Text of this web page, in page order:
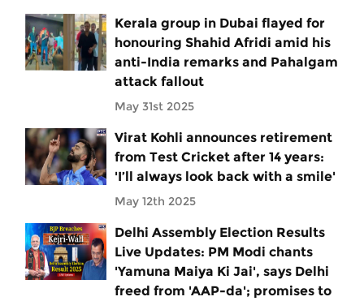
Kerala group in Dubai flayed for
honouring Shahid Afridi amid his
anti-India remarks and Pahalgam
attack fallout
May 31st 2025
Virat Kohli announces retirement
from Test Cricket after 14 years:
'I’ll always look back with a smile'
May 12th 2025
Delhi Assembly Election Results
Live Updates: PM Modi chants
'Yamuna Maiya Ki Jai', says Delhi
freed from 'AAP-da'; promises to